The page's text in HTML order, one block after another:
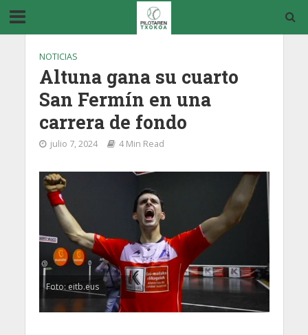
NOTICIAS
Altuna gana su cuarto
San Fermín en una
carrera de fondo
julio 7, 2024 4 Min Read
Foto: eitb.eus